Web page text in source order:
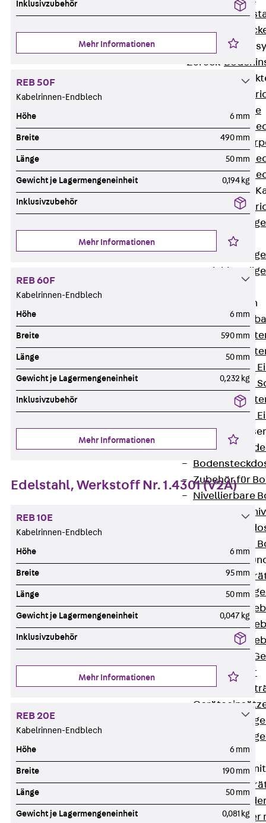
Zurück
Kanalsysteme
Estrichbündige
Zurück
Einbaueinheiten
Zurück
Nivellierbare
Nivellierbare
Nivellierbare
Zurück
Zubehör für
Nivellierbare
Zubehör für
Nivellierbare
Gerätebecher
Zurück
Runde
Eckige
Eckige
Zubehör für
Geräteträger
Multimedia
Gerätebecher
Zurück
Gerätebecher
Inklusivzubehör
Mehr Informationen
REB 50F
Kabelrinnen-Endblech
Höhe 6 mm
Breite 490 mm
Länge 50 mm
Gewicht je Lagermengeneinheit 0,194 kg
Inklusivzubehör
Mehr Informationen
REB 60F
Kabelrinnen-Endblech
Höhe 6 mm
Breite 590 mm
Länge 50 mm
Gewicht je Lagermengeneinheit 0,232 kg
Inklusivzubehör
Mehr Informationen
Edelstahl, Werkstoff Nr. 1.4301 (V2A)
REB 10E
Kabelrinnen-Endblech
Höhe 6 mm
Breite 95 mm
Länge 50 mm
Gewicht je Lagermengeneinheit 0,047 kg
Inklusivzubehör
Mehr Informationen
REB 20E
Kabelrinnen-Endblech
Höhe 6 mm
Breite 190 mm
Länge 50 mm
Gewicht je Lagermengeneinheit 0,081 kg